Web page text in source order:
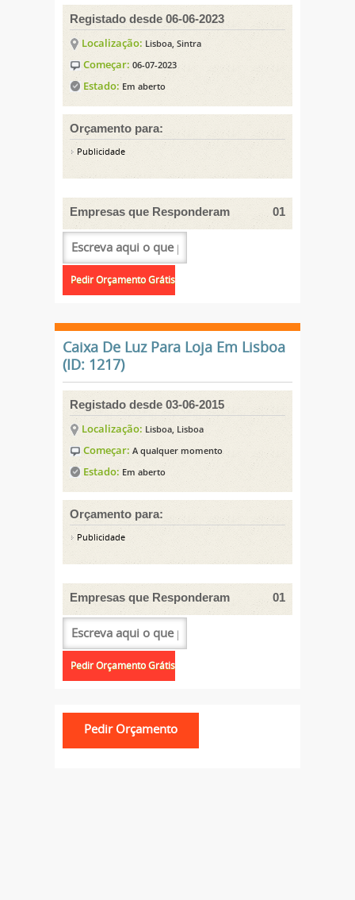
Registado desde 06-06-2023
Localização: Lisboa, Sintra
Começar: 06-07-2023
Estado: Em aberto
Orçamento para:
Publicidade
Empresas que Responderam 01
Caixa De Luz Para Loja Em Lisboa
(ID: 1217)
Registado desde 03-06-2015
Localização: Lisboa, Lisboa
Começar: A qualquer momento
Estado: Em aberto
Orçamento para:
Publicidade
Empresas que Responderam 01